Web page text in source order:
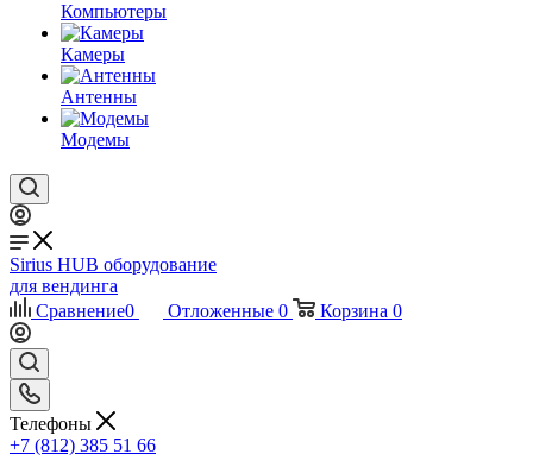
Компьютеры
Камеры
Антенны
Модемы
Sirius HUB оборудование
для вендинга
Сравнение0 Отложенные 0 Корзина 0
Телефоны
+7 (812) 385 51 66